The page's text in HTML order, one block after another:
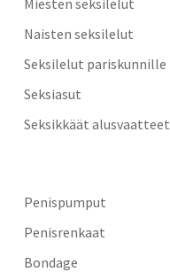
Miesten seksilelut
Naisten seksilelut
Seksilelut pariskunnille
Seksiasut
Seksikkäät alusvaatteet
Penispumput
Penisrenkaat
Bondage